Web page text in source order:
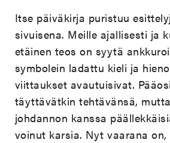
Itse päiväkirja puristuu
sivuisena. Meille ajallisesti ja
etäinen teos on syytä
symbolein ladattu kieli ja
viittaukset avautuisivat.
täyttävätkin tehtävänsä,
johdannon kanssa
voinut karsia. Nyt vaarana